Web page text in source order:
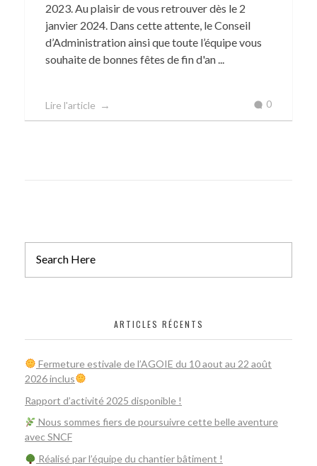
2023. Au plaisir de vous retrouver dès le 2
janvier 2024. Dans cette attente, le Conseil
d’Administration ainsi que toute l’équipe vous
souhaite de bonnes fêtes de fin d'an ...
Lire l'article 0
ARTICLES RÉCENTS
Fermeture estivale de l’AGOIE du 10 aout au 22 août
2026 inclus
Rapport d’activité 2025 disponible !
Nous sommes fiers de poursuivre cette belle aventure
avec SNCF
Réalisé par l’équipe du chantier bâtiment !